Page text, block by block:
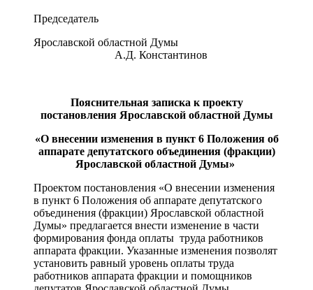
Председатель
Ярославской областной Думы
А.Д. Константинов
Пояснительная записка к проекту
постановления Ярославской областной Думы
«О внесении изменения в пункт 6 Положения об
аппарате депутатского объединения (фракции)
Ярославской областной Думы»
Проектом постановления «О внесении изменения
в пункт 6 Положения об аппарате депутатского
объединения (фракции) Ярославской областной
Думы» предлагается внести изменение в части
формирования фонда оплаты труда работников
аппарата фракции. Указанные изменения позволят
установить равный уровень оплаты труда
работников аппарата фракции и помощников